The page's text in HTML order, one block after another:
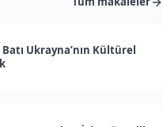
Ukrayna’nın Kültürel